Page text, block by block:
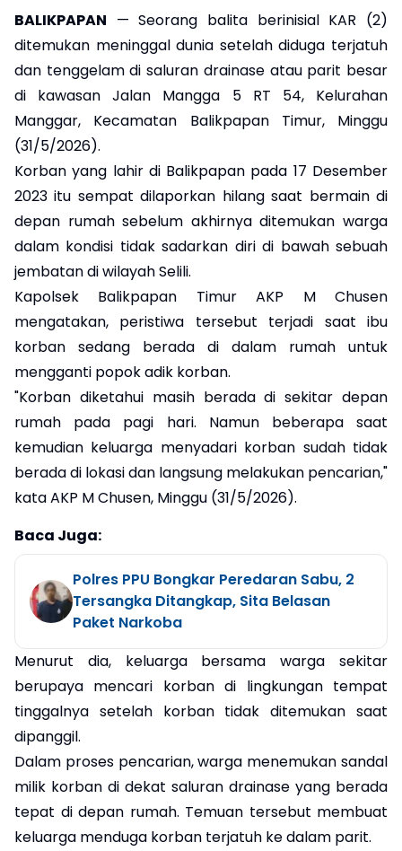
BALIKPAPAN — Seorang balita berinisial KAR (2)
ditemukan meninggal dunia setelah diduga terjatuh
dan tenggelam di saluran drainase atau parit besar
di kawasan Jalan Mangga 5 RT 54, Kelurahan
Manggar, Kecamatan Balikpapan Timur, Minggu
(31/5/2026).
Korban yang lahir di Balikpapan pada 17 Desember
2023 itu sempat dilaporkan hilang saat bermain di
depan rumah sebelum akhirnya ditemukan warga
dalam kondisi tidak sadarkan diri di bawah sebuah
jembatan di wilayah Selili.
Kapolsek Balikpapan Timur AKP M Chusen
mengatakan, peristiwa tersebut terjadi saat ibu
korban sedang berada di dalam rumah untuk
mengganti popok adik korban.
"Korban diketahui masih berada di sekitar depan
rumah pada pagi hari. Namun beberapa saat
kemudian keluarga menyadari korban sudah tidak
berada di lokasi dan langsung melakukan pencarian,"
kata AKP M Chusen, Minggu (31/5/2026).
Baca Juga:
Polres PPU Bongkar Peredaran Sabu, 2
Tersangka Ditangkap, Sita Belasan
Paket Narkoba
Menurut dia, keluarga bersama warga sekitar
berupaya mencari korban di lingkungan tempat
tinggalnya setelah korban tidak ditemukan saat
dipanggil.
Dalam proses pencarian, warga menemukan sandal
milik korban di dekat saluran drainase yang berada
tepat di depan rumah. Temuan tersebut membuat
keluarga menduga korban terjatuh ke dalam parit.